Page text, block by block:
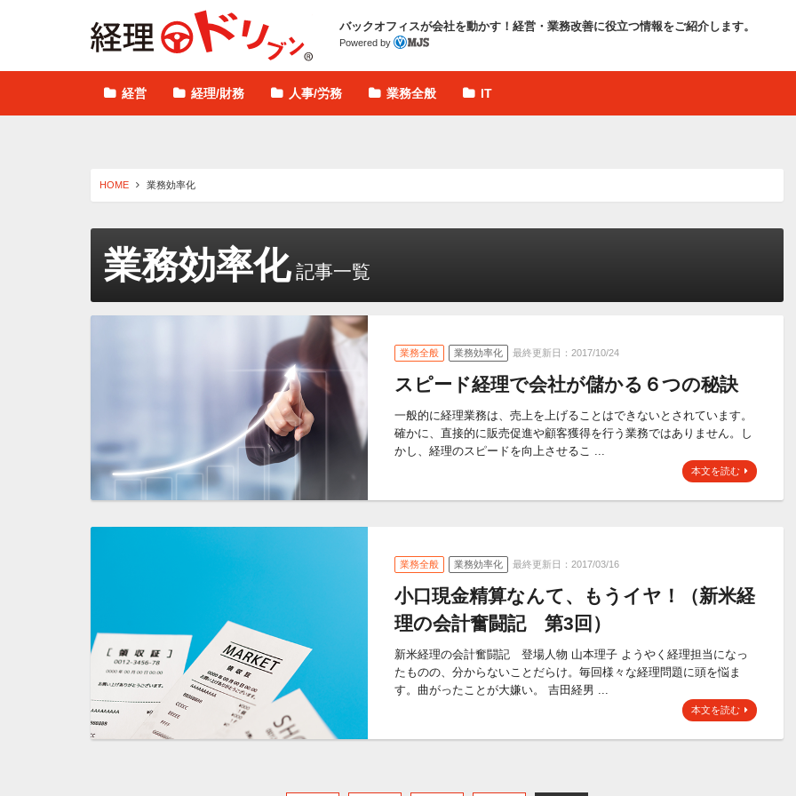
バックオフィスが会社を動かす！ 経営・業務改善に役立つ情報をご紹介します。
Powered by
経営 経理/財務 人事/労務 業務全般 IT
HOME 業務効率化
業務効率化記事一覧
業務全般 業務効率化 最終更新日：2017/10/24
スピード経理で会社が儲かる６つの秘訣
一般的に経理業務は、売上を上げることはできないとされています。
確かに、直接的に販売促進や顧客獲得を行う業務ではありません。し
かし、経理のスピードを向上させるこ ...
本文を読む
業務全般 業務効率化 最終更新日：2017/03/16
小口現金精算なんて、もうイヤ！（新米経
理の会計奮闘記 第3回）
新米経理の会計奮闘記 登場人物 山本理子 ようやく経理担当になっ
たものの、分からないことだらけ。毎回様々な経理問題に頭を悩ま
す。曲がったことが大嫌い。 吉田経男 ...
本文を読む